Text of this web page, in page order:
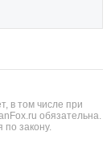
в том числе при
обязательна.
по закону.